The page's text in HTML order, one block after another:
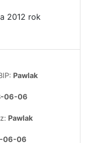
2012 rok
Pawlak
06-06
Pawlak
06-06